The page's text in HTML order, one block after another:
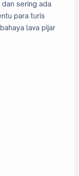
sering ada
para turis
lava pijar